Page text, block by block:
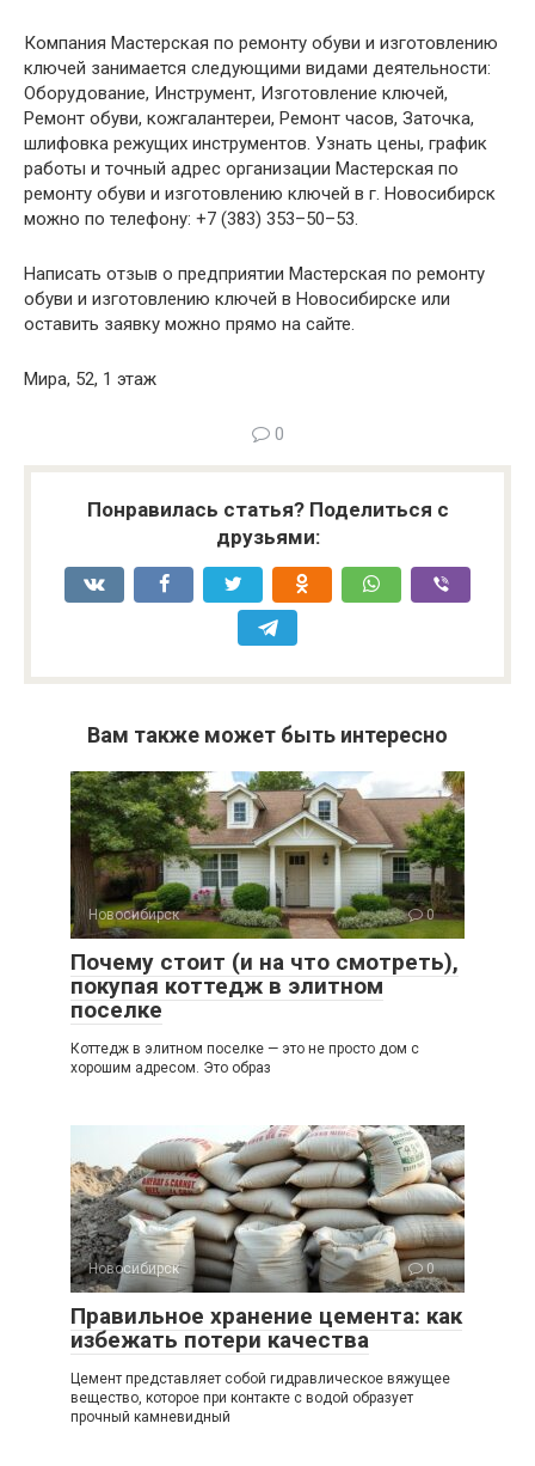
Компания Мастерская по ремонту обуви и изготовлению
ключей занимается следующими видами деятельности:
Оборудование, Инструмент, Изготовление ключей,
Ремонт обуви, кожгалантереи, Ремонт часов, Заточка,
шлифовка режущих инструментов. Узнать цены, график
работы и точный адрес организации Мастерская по
ремонту обуви и изготовлению ключей в г. Новосибирск
можно по телефону: +7 (383) 353–50–53.
Написать отзыв о предприятии Мастерская по ремонту
обуви и изготовлению ключей в Новосибирске или
оставить заявку можно прямо на сайте.
Мира, 52, 1 этаж
0
Понравилась статья? Поделиться с
друзьями:
Вам также может быть интересно
Новосибирск 0
Почему стоит (и на что смотреть),
покупая коттедж в элитном
поселке
Коттедж в элитном поселке — это не просто дом с
хорошим адресом. Это образ
Новосибирск 0
Правильное хранение цемента: как
избежать потери качества
Цемент представляет собой гидравлическое вяжущее
вещество, которое при контакте с водой образует
прочный камневидный